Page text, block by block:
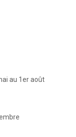
au 1er août